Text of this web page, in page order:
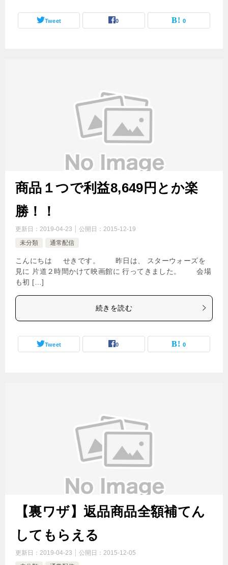
Tweet 0 0
商品１つで利益8,649円とか楽
勝！！
更新日： 2019-04-23 公開日： 2015-12-19
未分類
通常配信
こんにちは せきです。 昨日は、 スターウォーズを
見に 片道２時間かけて映画館に 行ってきました。 会場
も初 […]
続きを読む
Tweet 0 0
【裏ワザ】返品商品全額補てん
してもらえる
更新日： 2019-04-23 公開日： 2015-12-05